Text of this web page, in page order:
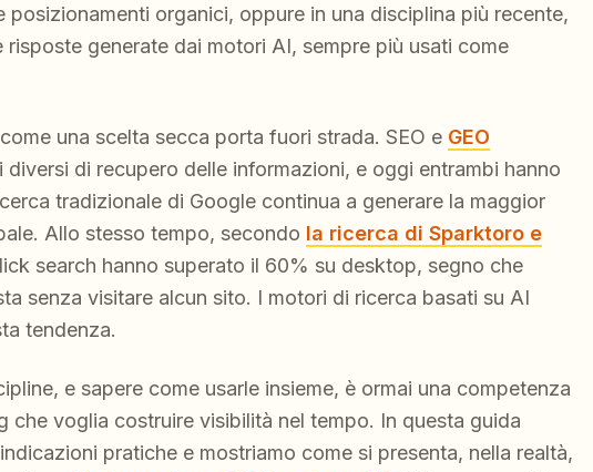
organici, oppure in una disciplina più recente,
generate dai motori AI, sempre più usati come
una scelta secca porta fuori strada. SEO e GEO
diversi di recupero delle informazioni, e oggi entrambi hanno
tradizionale di Google continua a generare la maggior
Allo stesso tempo, secondo la ricerca di Sparktoro e
search hanno superato il 60% su desktop, segno che
senza visitare alcun sito. I motori di ricerca basati su AI
tendenza.
e sapere come usarle insieme, è ormai una competenza
che voglia costruire visibilità nel tempo. In questa guida
pratiche e mostriamo come si presenta, nella realtà,